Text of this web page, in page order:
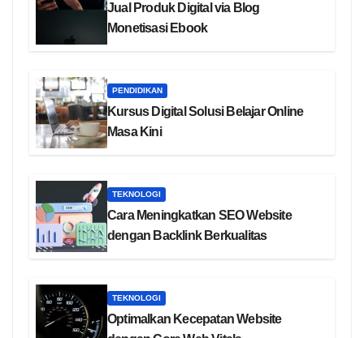
Jual Produk Digital via Blog
Monetisasi Ebook
PENDIDIKAN
Kursus Digital Solusi Belajar Online
Masa Kini
TEKNOLOGI
Cara Meningkatkan SEO Website
dengan Backlink Berkualitas
TEKNOLOGI
Optimalkan Kecepatan Website